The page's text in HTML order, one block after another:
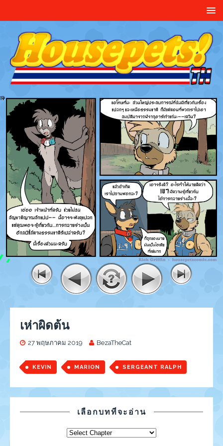
เห่าผิดต้น
27 พฤษภาคม 2019 BezaTheCat
KEVIN MARION SERGEANT RALPH
เลือกบทที่จะอ่าน